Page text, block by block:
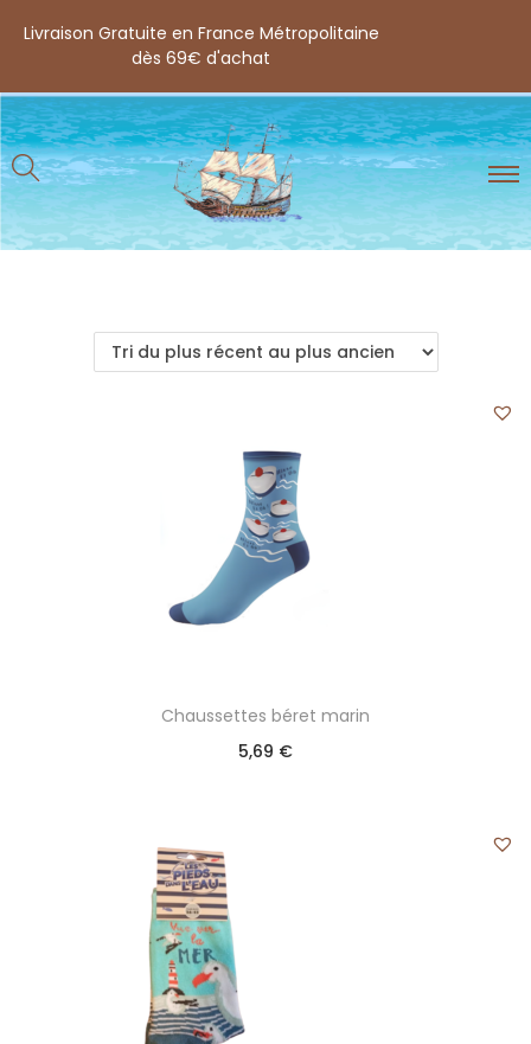
Livraison Gratuite en France Métropolitaine
dès 69€ d'achat
Chaussettes béret marin
5,69 €